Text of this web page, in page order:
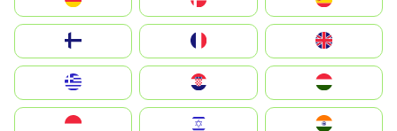
United Kingdom
Magyarország